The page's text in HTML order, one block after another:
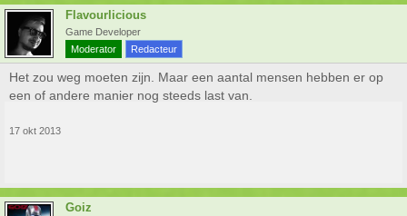
Flavourlicious
Game Developer
Moderator
Redacteur
Het zou weg moeten zijn. Maar een aantal mensen hebben er op
een of andere manier nog steeds last van.
17 okt 2013
Goiz